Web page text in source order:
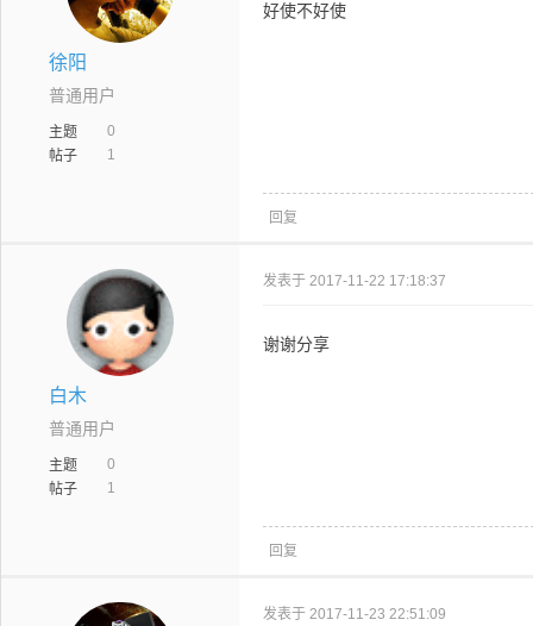
徐阳
普通用户
主题
0
帖子
1
好使不好使
回复
白木
普通用户
主题
0
帖子
1
发表于 2017-11-22 17:18:37
谢谢分享
回复
发表于 2017-11-23 22:51:09